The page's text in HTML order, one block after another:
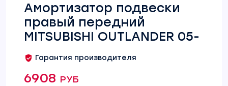
Амортизатор подвески
правый передний
MITSUBISHI OUTLANDER 05-
Гарантия производителя
6908 руб